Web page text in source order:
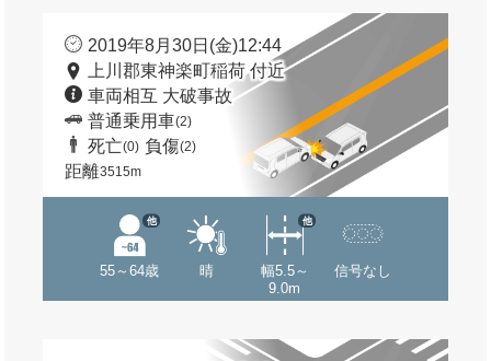
2019年8月30日(金)12:44
上川郡東神楽町稲荷 付近
車両相互 大破事故
普通乗用車(2)
死亡(0) 負傷(2)
距離3515m
55～64歳
他
晴
幅5.5～
9.0m
他
信号なし